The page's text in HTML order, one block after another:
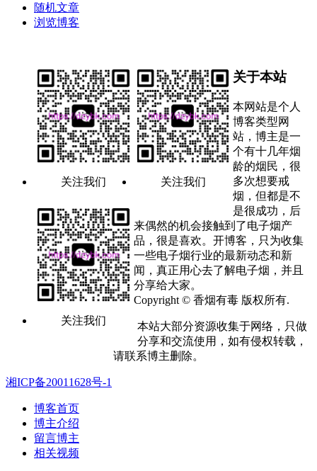
随机文章
浏览博客
关注我们 关注我们
关注我们
关于本站
本网站是个人
博客类型网
站，博主是一
个有十几年烟
龄的烟民，很
多次想要戒
烟，但都是不
是很成功，后
来偶然的机会接触到了电子烟产
品，很是喜欢。开博客，只为收集
一些电子烟行业的最新动态和新
闻，真正用心去了解电子烟，并且
分享给大家。
Copyright © 香烟有毒 版权所有.
本站大部分资源收集于网络，只做
分享和交流使用，如有侵权转载，
请联系博主删除。
湘ICP备20011628号-1
博客首页
博主介绍
留言博主
相关视频